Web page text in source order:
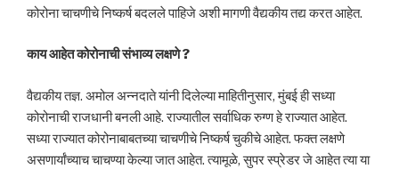
कोरोना चाचणीचे निष्कर्ष बदलले पाहिजे अशी मागणी वैद्यकीय तद्य करत आहेत.
काय आहेत कोरोनाची संभाव्य लक्षणे ?
वैद्यकीय तज्ञ. अमोल अन्नदाते यांनी दिलेल्या माहितीनुसार, मुंबई ही सध्या
कोरोनाची राजधानी बनली आहे. राज्यातील सर्वाधिक रुग्ण हे राज्यात आहेत.
सध्या राज्यात कोरोनाबाबतच्या चाचणीचे निष्कर्ष चुकीचे आहेत. फक्त लक्षणे
असणार्यांच्याच चाचण्या केल्या जात आहेत. त्यामूळे, सुपर स्प्रेडर जे आहेत त्या या